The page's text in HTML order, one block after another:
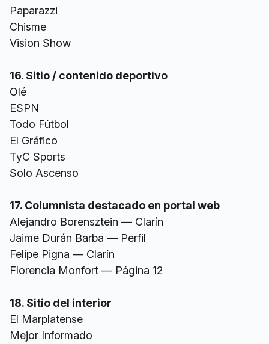
Paparazzi
Chisme
Vision Show
16. Sitio / contenido deportivo
Olé
ESPN
Todo Fútbol
El Gráfico
TyC Sports
Solo Ascenso
17. Columnista destacado en portal web
Alejandro Borensztein — Clarín
Jaime Durán Barba — Perfil
Felipe Pigna — Clarín
Florencia Monfort — Página 12
18. Sitio del interior
El Marplatense
Mejor Informado